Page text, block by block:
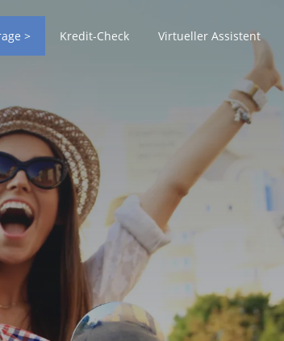
> Kredit-Check Virtueller Assistent